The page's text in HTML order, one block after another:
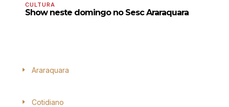
CULTURA
Show neste domingo no Sesc Araraquara
Araraquara
Cotidiano